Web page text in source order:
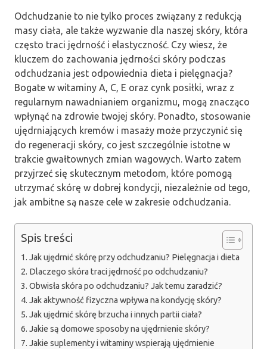
Odchudzanie to nie tylko proces związany z redukcją
masy ciała, ale także wyzwanie dla naszej skóry, która
często traci jędrność i elastyczność. Czy wiesz, że
kluczem do zachowania jędrności skóry podczas
odchudzania jest odpowiednia dieta i pielęgnacja?
Bogate w witaminy A, C, E oraz cynk posiłki, wraz z
regularnym nawadnianiem organizmu, mogą znacząco
wpłynąć na zdrowie twojej skóry. Ponadto, stosowanie
ujędrniających kremów i masaży może przyczynić się
do regeneracji skóry, co jest szczególnie istotne w
trakcie gwałtownych zmian wagowych. Warto zatem
przyjrzeć się skutecznym metodom, które pomogą
utrzymać skórę w dobrej kondycji, niezależnie od tego,
jak ambitne są nasze cele w zakresie odchudzania.
Spis treści
Jak ujędrnić skórę przy odchudzaniu? Pielęgnacja i dieta
Dlaczego skóra traci jędrność po odchudzaniu?
Obwisła skóra po odchudzaniu? Jak temu zaradzić?
Jak aktywność fizyczna wpływa na kondycję skóry?
Jak ujędrnić skórę brzucha i innych partii ciała?
Jakie są domowe sposoby na ujędrnienie skóry?
Jakie suplementy i witaminy wspierają ujędrnienie